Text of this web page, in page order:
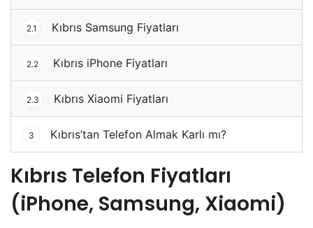
2.1 Kıbrıs Samsung Fiyatları
2.2 Kıbrıs iPhone Fiyatları
2.3 Kıbrıs Xiaomi Fiyatları
3 Kıbrıs’tan Telefon Almak Karlı mı?
Kıbrıs Telefon Fiyatları
(iPhone, Samsung, Xiaomi)